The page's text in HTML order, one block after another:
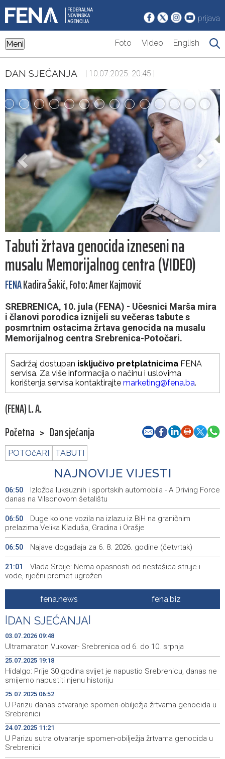
prijava
Meni Foto Video English
DAN SJEĆANJA | 10.07.2025. 20:45 |
Tabuti žrtava genocida izneseni na
musalu Memorijalnog centra (VIDEO)
FENAKadira Šakić, Foto: Amer Kajmović
SREBRENICA, 10. jula (FENA) - Učesnici Marša mira
i članovi porodica iznijeli su večeras tabute s
posmrtnim ostacima žrtava genocida na musalu
Memorijalnog centra Srebrenica-Potočari.
Sadržaj dostupan isključivo pretplatnicima FENA
servisa. Za više informacija o načinu i uslovima
korištenja servisa kontaktirajte marketing@fena.ba.
(FENA) L. A.
Početna > Dan sjećanja
POTOčARI TABUTI
NAJNOVIJE VIJESTI
06:50
Izložba luksuznih i sportskih automobila - A Driving Force
danas na Vilsonovom šetalištu
06:50
Duge kolone vozila na izlazu iz BiH na graničnim
prelazima Velika Kladuša, Gradina i Orašje
06:50 Najave događaja za 6. 8. 2026. godine (četvrtak)
21:01
Vlada Srbije: Nema opasnosti od nestašica struje i
vode, riječni promet ugrožen
Rukometaši 'Slobode' ulaze u novu sezonu s ciljem
povratka u Premijer ligu
20:17
Ministarstvo za odgoj i obrazovanje KS razvilo sistem
stručne podrške prosvjetnim radnicima
Announcement of events for Thursday, 6 August 2026
19:26
Rise in electric scooter injuries among children; Biloš:
Head and facial injuries most common
19:25
Ministarstvo saobraćaja KS: Uskoro javna nabavka za
obnovu mosta u ulici Ive Andrića
19:15
Pomozi.ba pomaže Gazi - Od početka 2026. podijeljeno
40.000 toplih obroka, u augustu nove aktivnosti
fena.news fena.biz
DAN SJEĆANJA
03.07.2026 09:48
Ultramaraton Vukovar- Srebrenica od 6. do 10. srpnja
25.07.2025 19:18
Hidalgo: Prije 30 godina svijet je napustio Srebrenicu, danas ne
smijemo napustiti njenu historiju
25.07.2025 06:52
U Parizu danas otvaranje spomen-obilježja žrtvama genocida u
Srebrenici
24.07.2025 11:21
U Parizu sutra otvaranje spomen-obilježja žrtvama genocida u
Srebrenici